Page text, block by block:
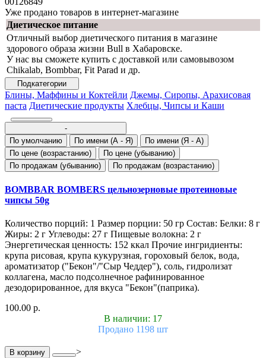
Уже продано товаров в интернет-магазине
Диетическое питание
Отличный выбор диетического питания в магазине
здорового образа жизни Bull в Хабаровске.
У нас вы сможете купить с доставкой или самовывозом
Chikalab, Bombbar, Fit Parad и др.
Подкатегории
Блины, Маффины и Коктейли Джемы, Сиропы, Арахисовая
паста Диетические продукты Хлебцы, Чипсы и Каши
-
По умолчанию
По имени (A - Я)
По имени (Я - A)
По цене (возрастанию)
По цене (убыванию)
По продажам (убыванию)
По продажам (возрастанию)
BOMBBAR BOMBERS цельнозерновые протеиновые
чипсы 50g
Количество порций: 1 Размер порции: 50 гр Состав: Белки: 8 г
Жиры: 2 г Углеводы: 27 г Пищевые волокна: 2 г
Энергетическая ценность: 152 ккал Прочие ингридиенты:
крупа рисовая, крупа кукурузная, гороховый белок, вода,
ароматизатор ("Бекон"/"Сыр Чеддер"), соль, гидролизат
коллагена, масло подсолнечное рафинированное
дезодорированное, для вкуса "Бекон"(паприка).
100.00 р.
В наличии: 17
Продано 1198 шт
В корзину >